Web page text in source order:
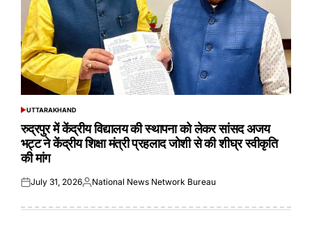
POSTED
UTTARAKHAND
रुद्रपुर में केंद्रीय विद्यालय की स्थापना को लेकर सांसद अजय
भट्ट ने केंद्रीय शिक्षा मंत्री प्रहलाद जोशी से की शीघ्र स्वीकृति
की मांग
Posted
July 31, 2026Posted
National News Network Bureau